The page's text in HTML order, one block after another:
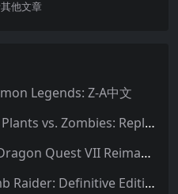
他文章
Legends: Z-A中文
植物大战僵尸：重植版|Plants vs. Zombies: Replanted中文
勇者斗恶龙7：重制版|Dragon Quest VII Reimagined中文
古墓丽影：决定版|Tomb Raider: Definitive Edition中文